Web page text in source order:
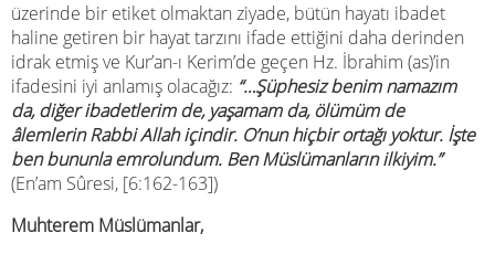
üzerinde bir etiket olmaktan ziyade, bütün hayatı ibadet
haline getiren bir hayat tarzını ifade ettiğini daha derinden
idrak etmiş ve Kur’an-ı Kerim’de geçen Hz. İbrahim (as)’in
ifadesini iyi anlamış olacağız: “…Şüphesiz benim namazım
da, diğer ibadetlerim de, yaşamam da, ölümüm de
âlemlerin Rabbi Allah içindir. O’nun hiçbir ortağı yoktur. İşte
ben bununla emrolundum. Ben Müslümanların ilkiyim.”
(En’am Sûresi, [6:162-163])
Muhterem Müslümanlar,